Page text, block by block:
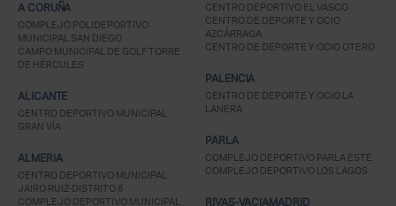
A CORUÑA
COMPLEJO POLIDEPORTIVO
MUNICIPAL SAN DIEGO
CAMPO MUNICIPAL DE GOLF TORRE
DE HÉRCULES
ALICANTE
CENTRO DEPORTIVO MUNICIPAL
GRAN VÍA
ALMERIA
CENTRO DEPORTIVO MUNICIPAL
JAIRO RUIZ-DISTRITO 6
COMPLEJO DEPORTIVO MUNICIPAL
CENTRO DEPORTIVO EL VASCO
CENTRO DE DEPORTE Y OCIO
AZCÁRRAGA
CENTRO DE DEPORTE Y OCIO OTERO
PALENCIA
CENTRO DE DEPORTE Y OCIO LA
LANERA
PARLA
COMPLEJO DEPORTIVO PARLA ESTE
COMPLEJO DEPORTIVO LOS LAGOS
RIVAS-VACIAMADRID